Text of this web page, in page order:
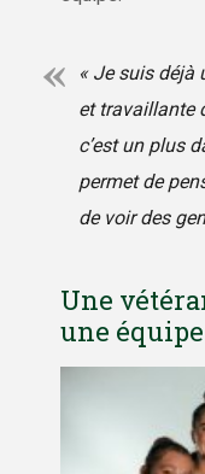
« Je suis déjà
et travaillante
c’est un plus
permet de
de voir des
Une
une